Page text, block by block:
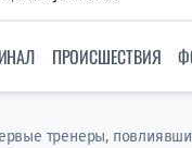
ПРОИСШЕСТВИЯ
тренеры,